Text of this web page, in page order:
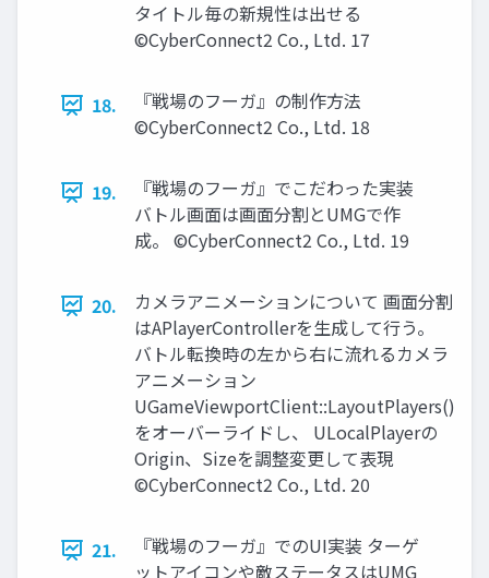
タイトル毎の新規性は出せる
©CyberConnect2 Co., Ltd. 17
18.
『戦場のフーガ』の制作方法
©CyberConnect2 Co., Ltd. 18
19.
『戦場のフーガ』でこだわった実装
バトル画面は画面分割とUMGで作
成。 ©CyberConnect2 Co., Ltd. 19
20.
カメラアニメーションについて 画面分割
はAPlayerControllerを生成して行う。
バトル転換時の左から右に流れるカメラ
アニメーション
UGameViewportClient::LayoutPlayers()
をオーバーライドし、 ULocalPlayerの
Origin、Sizeを調整変更して表現
©CyberConnect2 Co., Ltd. 20
21.
『戦場のフーガ』でのUI実装 ターゲ
ットアイコンや敵ステータスはUMG